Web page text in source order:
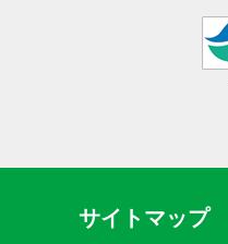
サイトマップ